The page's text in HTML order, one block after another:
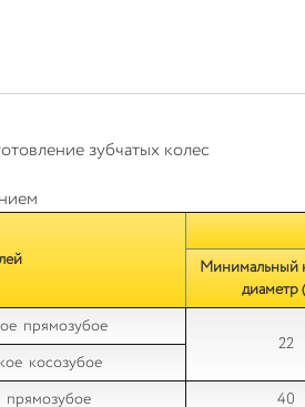
зубчатых колес
Минимальный
диаметр
прямозубое
22
косозубое
прямозубое
40